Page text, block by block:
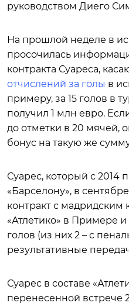
руководством Диего
На прошлой неделе в
просочилась
контракта Суареса,
отчислений за голы в
примеру, за 15 голов в
получил 1 млн евро.
до отметки в 20 мячей,
бонус на такую же
Суарес, который с 2014
«Барселону», в
контракт с мадридским
«Атлетико» в Примере
голов (из них 2 – с
результативные
Суарес в составе
перенесенной встрече